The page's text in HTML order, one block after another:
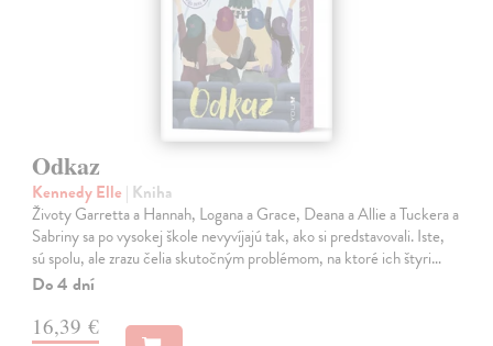
Odkaz
Kennedy Elle | Kniha
Životy Garretta a Hannah, Logana a Grace, Deana a Allie a Tuckera a
Sabriny sa po vysokej škole nevyvíjajú tak, ako si predstavovali. Iste,
sú spolu, ale zrazu čelia skutočným problémom, na ktoré ich štyri…
Do 4 dní
16,39 €